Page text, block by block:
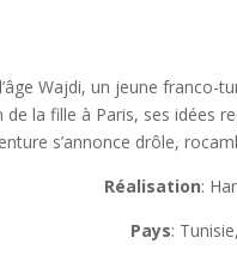
Wajdi, un jeune franco-
de la fille à Paris, ses idées
s’annonce drôle,
Réalisation:
Pays: